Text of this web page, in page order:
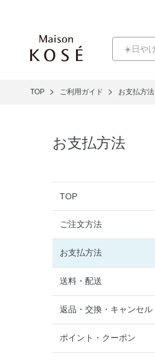
TOP ご利用ガイド お支払方法
お支払方法
TOP
ご注文方法
お支払方法
送料・配送
返品・交換・キャンセル
ポイント・クーポン